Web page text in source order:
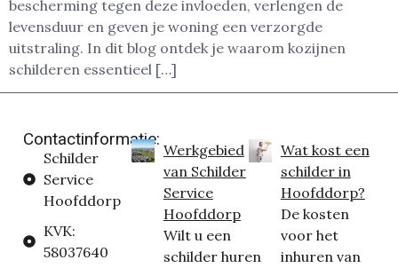
bescherming tegen deze invloeden, verlengen de
levensduur en geven je woning een verzorgde
uitstraling. In dit blog ontdek je waarom kozijnen
schilderen essentieel […]
Contactinformatie:
Schilder
Service
Hoofddorp
KVK:
58037640
Werkgebied
van Schilder
Service
Hoofddorp
Wilt u een
schilder huren
Wat kost een
schilder in
Hoofddorp?
De kosten
voor het
inhuren van